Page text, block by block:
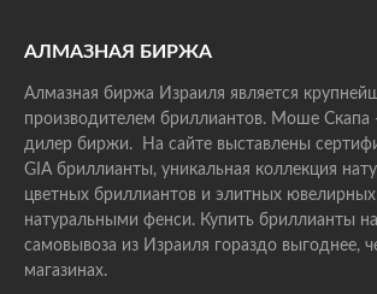
АЛМАЗНАЯ БИРЖА
Алмазная биржа Израиля является
производителем бриллиантов. Моше Скапа
дилер биржи. На сайте выставлены
GIA бриллианты, уникальная коллекция
цветных бриллиантов и элитных
натуральными фенси. Купить бриллианты
самовывоза из Израиля гораздо выгоднее,
магазинах.